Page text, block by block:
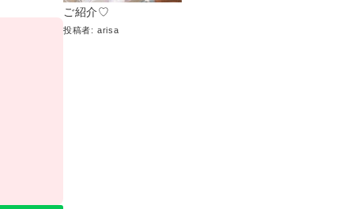
ご紹介♡
投稿者: arisa